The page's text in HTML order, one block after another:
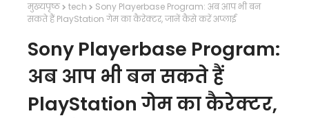
मुख्यपृष्ठ tech
Sony Playerbase Program: अब आप भी बन
सकते हैं PlayStation गेम का कैरेक्टर, जानें कैसे करें अप्लाई
Sony Playerbase Program:
अब आप भी बन सकते हैं
PlayStation गेम का कैरेक्टर,